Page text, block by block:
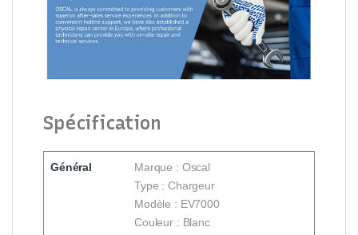
Spécification
Général
Marque : Oscal
Type : Chargeur
Modèle : EV7000
Couleur : Blanc